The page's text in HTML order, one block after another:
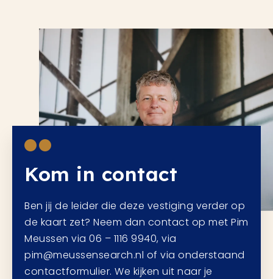
Kom in contact
Ben jij de leider die deze vestiging verder op
de kaart zet? Neem dan contact op met Pim
Meussen via 06 – 1116 9940, via
pim@meussensearch.nl of via onderstaand
contactformulier. We kijken uit naar je